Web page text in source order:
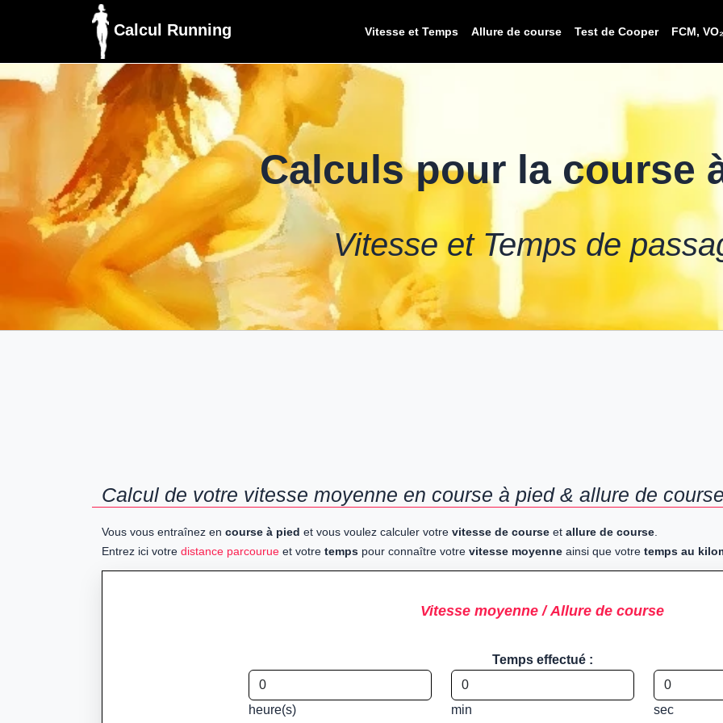
Calcul Running Vitesse et Temps Allure de course Test de Cooper FCM,
Calculs pour la course
Vitesse et Temps de
Calcul de votre vitesse moyenne en course à pied & allure de
Vous vous entraînez en course à pied et vous voulez calculer votre vitesse de course et allure de course
Entrez ici votre distance parcourue et votre temps pour connaître votre vitesse moyenne ainsi que votre temps au
Vitesse moyenne / Allure de course
Temps effectué :
heure(s) min sec